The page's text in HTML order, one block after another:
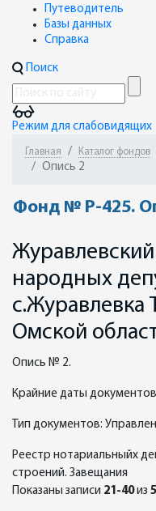
Путеводитель
Базы данных
Справка
Поиск
Режим для слабовидящих
Главная Каталог фондов
Опись 2
Фонд № Р-425.
народных
с.Журавлевка
Омской
Опись № 2.
Крайние даты
Тип документов:
Реестр нотариальныйх
строений. Завещания
Показаны записи 21-40из